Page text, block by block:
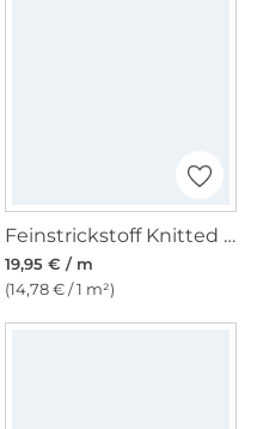
Feinstrickstoff Knitted Cable, vanille
19,95 € / m
(14,78 € / 1 m²)